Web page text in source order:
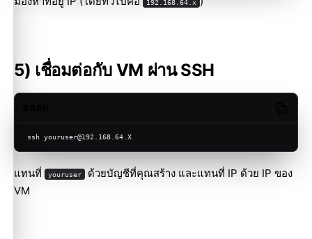
192.168.64.x
5) เชื่อมต่อกับ VM ผ่าน SSH
ssh youruser@192.168.64.X
แทนที่ youruser ด้วยบัญชีที่คุณสร้าง และแทนที่ IP ด้วย IP ของ
VM